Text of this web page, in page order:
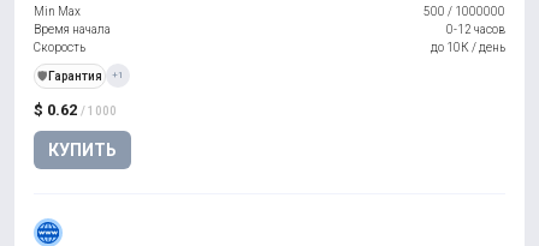
$ 0.62 / 1000
КУПИТЬ
Min Max
500 / 1000000
Время начала
0-12 часов
Скорость
до 10К / день
️🛡️ Гарантия +1